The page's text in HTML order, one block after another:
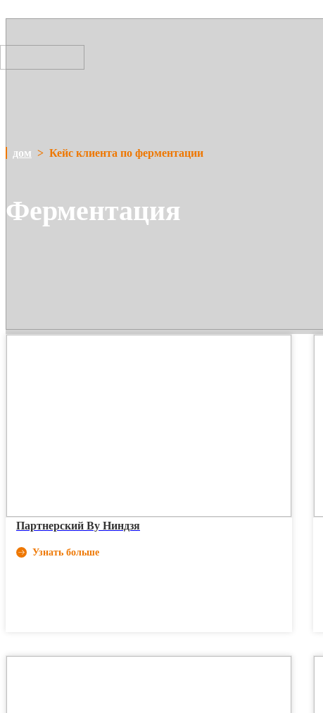
дом > Кейс клиента по ферментации
Ферментация
Партнерский Ву Ниндзя
Узнать больше